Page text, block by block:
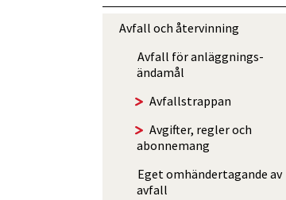
Avfall och återvinning
Avfall för anlägg­nings­
ändamål
Avfalls­trappan
Avgifter, regler och
abonnemang
Eget omhänder­tagande av
avfall